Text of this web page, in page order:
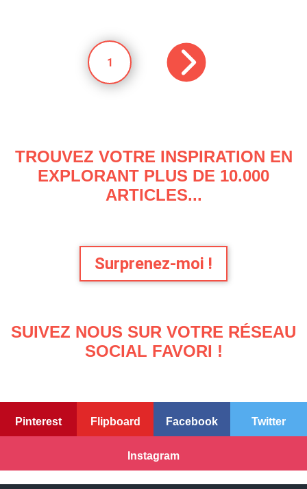
1
TROUVEZ VOTRE INSPIRATION EN
EXPLORANT PLUS DE 10.000
ARTICLES...
Surprenez-moi !
SUIVEZ NOUS SUR VOTRE RÉSEAU
SOCIAL FAVORI !
Pinterest Flipboard Facebook Twitter
Instagram